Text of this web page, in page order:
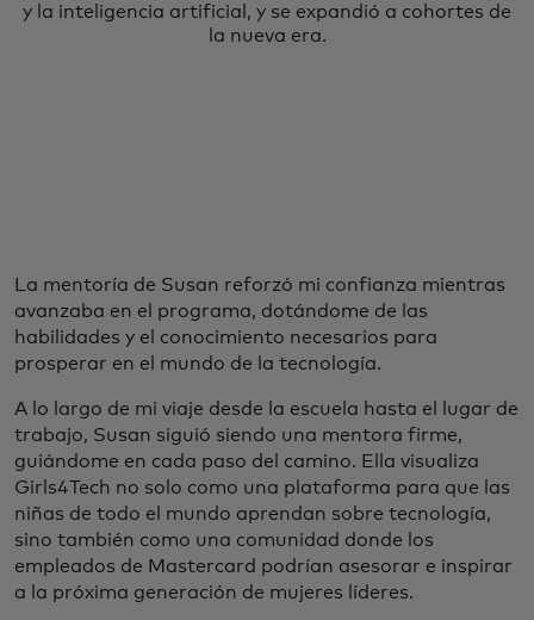
y la inteligencia artificial, y se expandió a cohortes de
la nueva era.
La mentoría de Susan reforzó mi confianza mientras
avanzaba en el programa, dotándome de las
habilidades y el conocimiento necesarios para
prosperar en el mundo de la tecnología.
A lo largo de mi viaje desde la escuela hasta el lugar de
trabajo, Susan siguió siendo una mentora firme,
guiándome en cada paso del camino. Ella visualiza
Girls4Tech no solo como una plataforma para que las
niñas de todo el mundo aprendan sobre tecnología,
sino también como una comunidad donde los
empleados de Mastercard podrían asesorar e inspirar
a la próxima generación de mujeres líderes.